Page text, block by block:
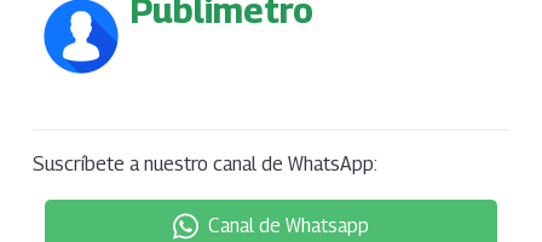
Publimetro
Suscríbete a nuestro canal de WhatsApp:
Canal de Whatsapp